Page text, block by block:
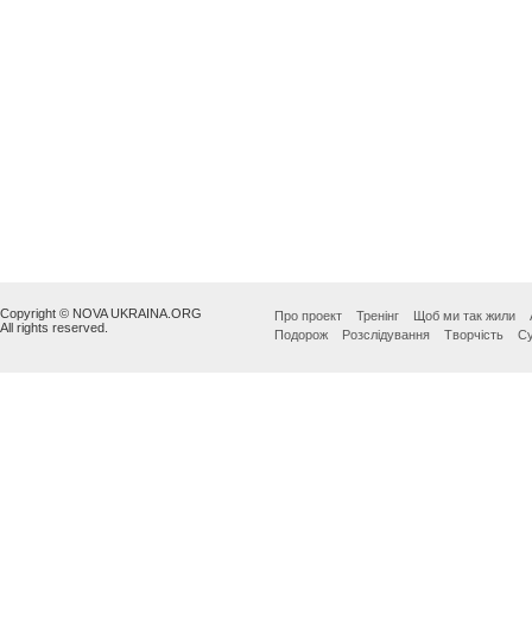
Copyright © NOVA UKRAINA.ORG
All rights reserved.
Про проект Тренінг Щоб ми так жили
Подорож
Розслідування Творчість